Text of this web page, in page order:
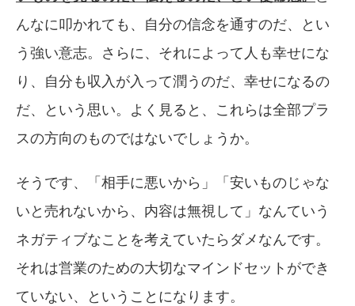
んなに叩かれても、自分の信念を通すのだ、とい
う強い意志。さらに、それによって人も幸せにな
り、自分も収入が入って潤うのだ、幸せになるの
だ、という思い。よく見ると、これらは全部プラ
スの方向のものではないでしょうか。
そうです、「相手に悪いから」「安いものじゃな
いと売れないから、内容は無視して」なんていう
ネガティブなことを考えていたらダメなんです。
それは営業のための大切なマインドセットができ
ていない、ということになります。